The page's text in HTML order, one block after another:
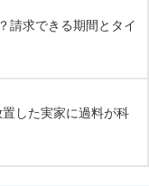
請求できる期間とタイ
した実家に過料が科